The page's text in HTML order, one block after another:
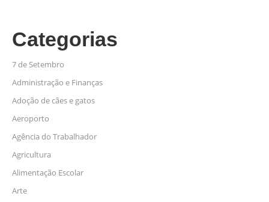
Categorias
7 de Setembro
Administração e Finanças
Adoção de cães e gatos
Aeroporto
Agência do Trabalhador
Agricultura
Alimentação Escolar
Arte